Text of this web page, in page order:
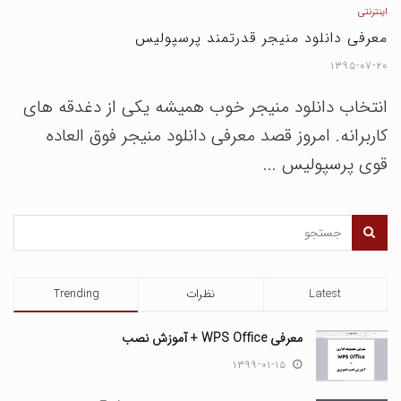
اینترنتی
معرفی دانلود منیجر قدرتمند پرسپولیس
۱۳۹۵-۰۷-۲۰
انتخاب دانلود منیجر خوب همیشه یکی از دغدقه های
کاربرانه. امروز قصد معرفی دانلود منیجر فوق العاده
قوی پرسپولیس ...
Trending نظرات Latest
معرفی WPS Office + آموزش نصب